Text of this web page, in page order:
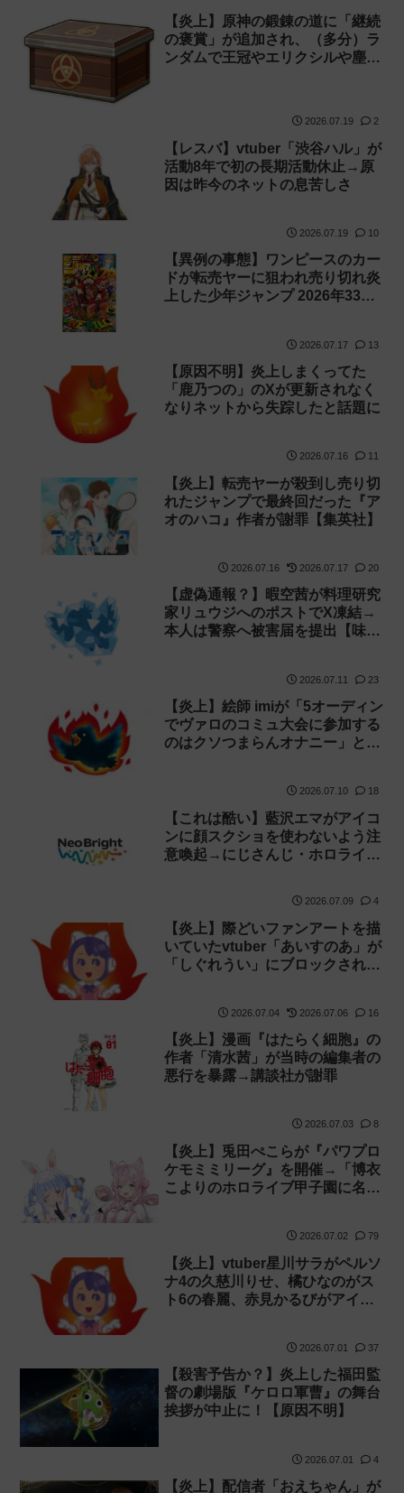
【炎上】原神の鍛錬の道に「継続
の褒賞」が追加され、（多分）ラ
ンダムで王冠やエリクシルや塵が
2026.07.19 2
【レスバ】vtuber「渋谷ハル」が
活動8年で初の長期活動休止→原
因は昨今のネットの息苦しさ
2026.07.19 10
【異例の事態】ワンピースのカー
ドが転売ヤーに狙われ売り切れ炎
上した少年ジャンプ 2026年33号
2026.07.17 13
【原因不明】炎上しまくってた
「鹿乃つの」のXが更新されなく
なりネットから失踪したと話題に
2026.07.16 11
【炎上】転売ヤーが殺到し売り切
れたジャンプで最終回だった『ア
オのハコ』作者が謝罪【集英社】
2026.07.16 2026.07.17 20
【虚偽通報？】暇空茜が料理研究
家リュウジへのポストでX凍結→
本人は警察へ被害届を提出【味の
2026.07.11 23
【炎上】絵師 imiが「5オーディン
でヴァロのコミュ大会に参加する
のはクソつまらんオナニー」と誹
2026.07.10 18
【これは酷い】藍沢エマがアイコ
ンに顔スクショを使わないよう注
意喚起→にじさんじ・ホロライ
ライバー事務所「NeoBright（ネ
オブライト）」が謝罪！
2026.07.09 4
【炎上】際どいファンアートを描
いていたvtuber「あいすのあ」が
「しぐれうい」にブロックされた
2026.07.04 2026.07.06 16
【炎上】漫画『はたらく細胞』の
作者「清水茜」が当時の編集者の
悪行を暴露→講談社が謝罪
2026.07.03 8
【炎上】兎田ぺこらが『パワプロ
ケモミミリーグ』を開催→「博衣
こよりのホロライブ甲子園に名前
2026.07.02 79
【炎上】vtuber星川サラがペルソ
ナ4の久慈川りせ、橘ひなのがス
ト6の春麗、赤見かるびがアイマ
2026.07.01 37
【殺害予告か？】炎上した福田監
督の劇場版『ケロロ軍曹』の舞台
挨拶が中止に！【原因不明】
2026.07.01 4
【炎上】配信者「おえちゃん」が